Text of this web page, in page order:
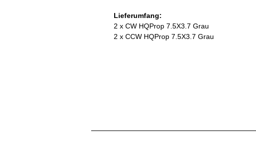
Lieferumfang:
2 x CW HQProp 7.5X3.7 Grau
2 x CCW HQProp 7.5X3.7 Grau